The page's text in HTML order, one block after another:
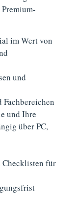
im Wert von
und
und Ihre
über PC,
Checklisten für